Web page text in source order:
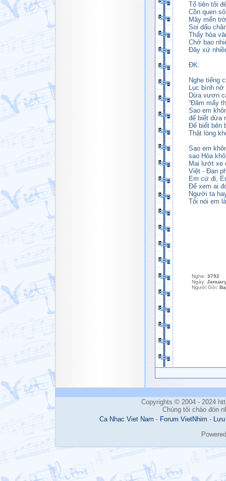
Tổ tiên tôi
Cồn quen
Mây mến
Soi dấu
Thấy hóa
Chở bao
Đây xứ
ĐK:
Nghe tiếng
Lục bình
Dừa vươn
“Đâm mấy
Sao em
để biết dừa
Để biết bên
Thật lòng
Sao em
sao Hỏa
Mai lướt xe
Việt - Đan
Em cứ đi,
Để xem ai
Người ta
Tôi nói em
Nghe: 3792
Ngày:
Người Gởi:
Copyrights © 2004 - 2024
Chúng tôi chào đón
Ca Nhac Viet Nam-Forum VietNhim-